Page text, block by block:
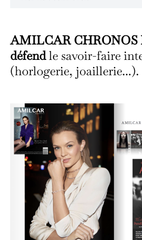
AMILCAR
défendle savoir-faire
(horlogerie, joaillerie...).